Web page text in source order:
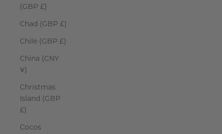
(GBP £)
Chad (GBP £)
Chile (GBP £)
China (CNY
¥)
Christmas
Island (GBP
£)
Cocos